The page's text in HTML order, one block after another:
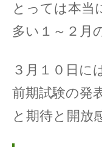
とっては本当
多い１～２月
３月１０日に
前期試験の発
と期待と開放